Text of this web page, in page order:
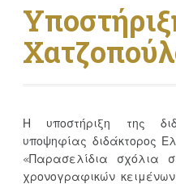
Η υποστήριξη της
υποψηφίας διδάκτορος
«Παρασελίδια σχόλια
χρονογραφικών